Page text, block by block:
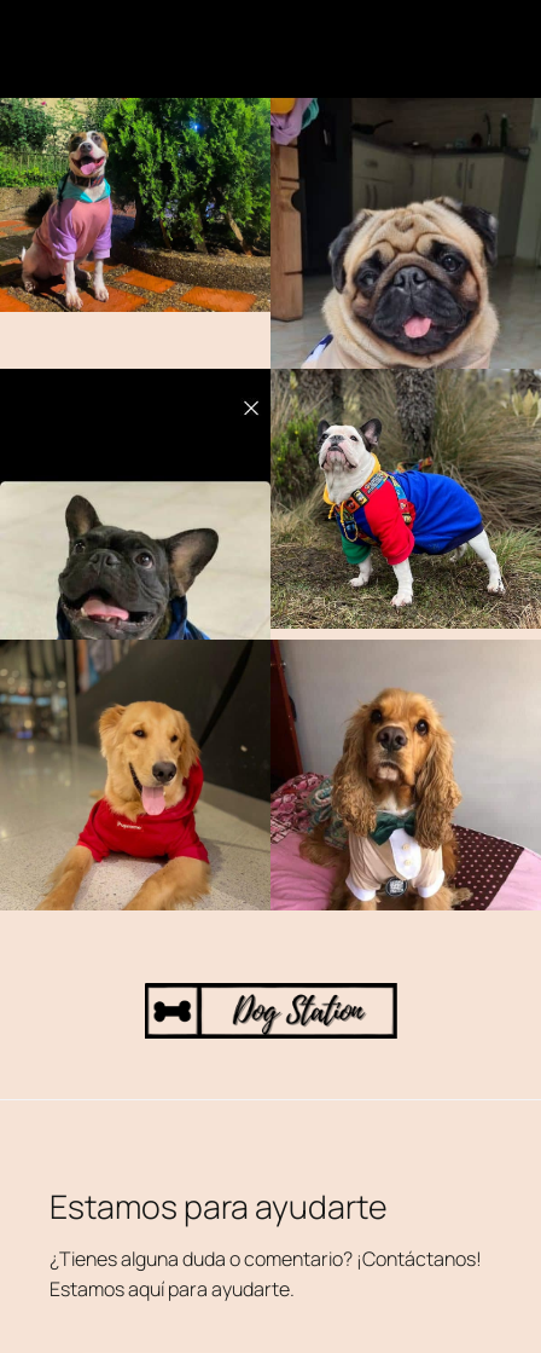
Estamos para ayudarte
¿Tienes alguna duda o comentario? ¡Contáctanos!
Estamos aquí para ayudarte.